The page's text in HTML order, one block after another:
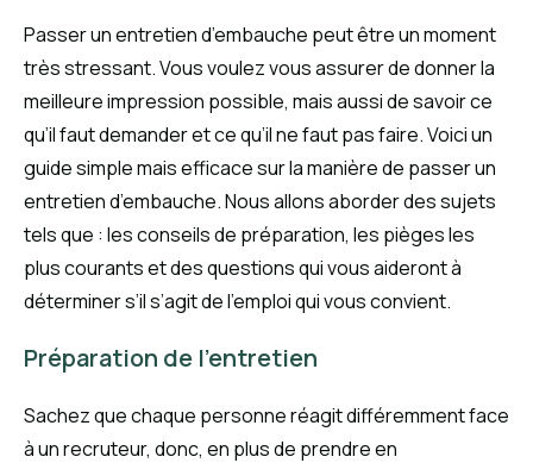
Passer un entretien d’embauche peut être un moment
très stressant. Vous voulez vous assurer de donner la
meilleure impression possible, mais aussi de savoir ce
qu’il faut demander et ce qu’il ne faut pas faire. Voici un
guide simple mais efficace sur la manière de passer un
entretien d’embauche. Nous allons aborder des sujets
tels que : les conseils de préparation, les pièges les
plus courants et des questions qui vous aideront à
déterminer s’il s’agit de l’emploi qui vous convient.
Préparation de l’entretien
Sachez que chaque personne réagit différemment face
à un recruteur, donc, en plus de prendre en